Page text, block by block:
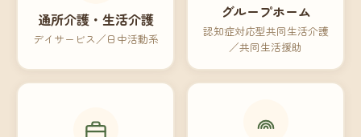
通所介護・生活介護
デイサービス／日中活動系
グループホーム
認知症対応型共同生活介護
／共同生活援助